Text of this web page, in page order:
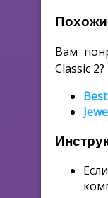
Вам
Classic 2?